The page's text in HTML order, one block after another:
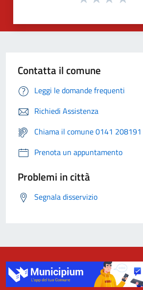
Contatta il comune
Leggi le domande frequenti
Richiedi Assistenza
Chiama il comune 0141 208191
Prenota un appuntamento
Problemi in città
Segnala disservizio